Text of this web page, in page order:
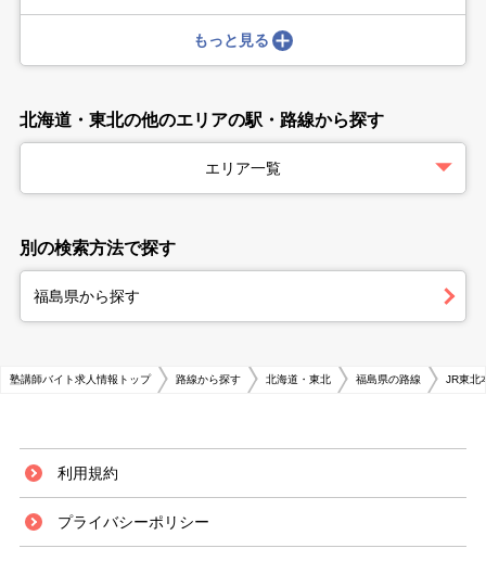
もっと見る
北海道・東北の他のエリアの駅・路線から探す
エリア一覧
別の検索方法で探す
福島県から探す
塾講師バイト求人情報トップ 路線から探す 北海道・東北 福島県の路線 JR東北
利用規約
プライバシーポリシー